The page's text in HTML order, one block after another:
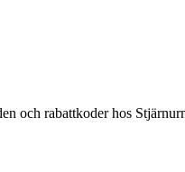
och rabattkoder hos